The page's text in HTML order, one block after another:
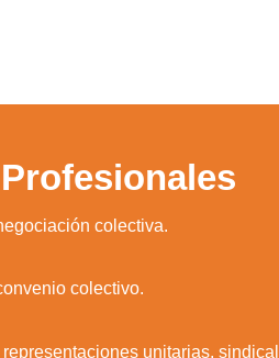
colectiva.
colectivo.
unitarias,
Puedes aprender